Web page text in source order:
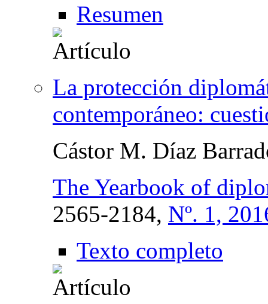
Resumen
La protección
contemporáneo:
Cástor M. Díaz
The Yearbook of
2565-2184, Nº. 1,
Texto completo